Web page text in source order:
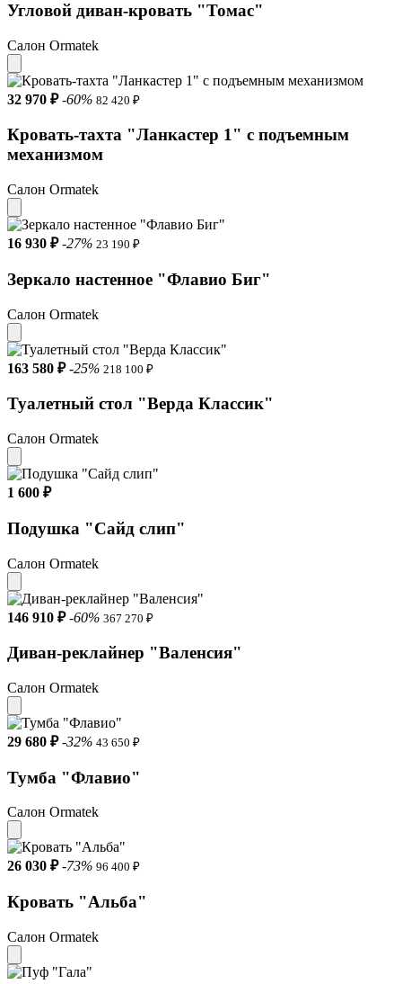
Угловой диван-кровать "Томас"
Салон Ormatek
32 970 ₽ -60% 82 420 ₽
Кровать-тахта "Ланкастер 1" с подъемным
механизмом
Салон Ormatek
16 930 ₽ -27% 23 190 ₽
Зеркало настенное "Флавио Биг"
Салон Ormatek
163 580 ₽ -25% 218 100 ₽
Туалетный стол "Верда Классик"
Салон Ormatek
1 600 ₽
Подушка "Сайд слип"
Салон Ormatek
146 910 ₽ -60% 367 270 ₽
Диван-реклайнер "Валенсия"
Салон Ormatek
29 680 ₽ -32% 43 650 ₽
Тумба "Флавио"
Салон Ormatek
26 030 ₽ -73% 96 400 ₽
Кровать "Альба"
Салон Ormatek